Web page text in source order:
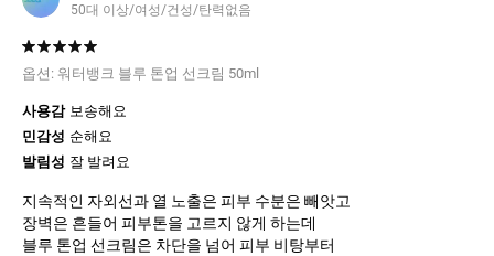
50대 이상/여성/건성/탄력없음
옵션: 워터뱅크 블루 톤업 선크림 50ml
사용감 보송해요
민감성 순해요
발림성 잘 발려요
지속적인 자외선과 열 노출은 피부 수분은 빼앗고
장벽은 흔들어 피부톤을 고르지 않게 하는데
블루 톤업 선크림은 차단을 넘어 피부 비탕부터